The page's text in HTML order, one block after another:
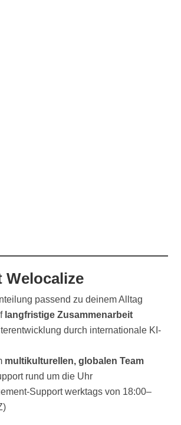
Welocalize
passend zu deinem Alltag
langfristige Zusammenarbeit
durch internationale KI-
multikulturellen, globalen Team
rund um die Uhr
Support werktags von 18:00–